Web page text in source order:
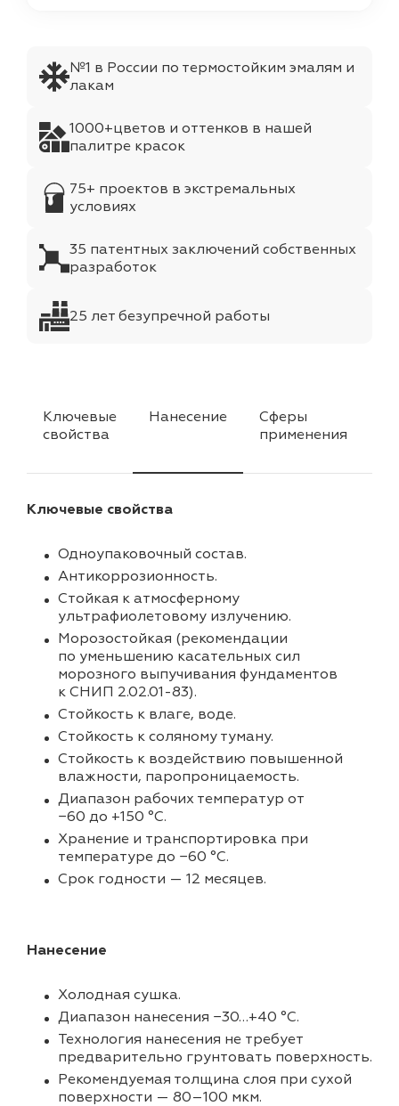
№1 в России по термостойким эмалям и
лакам
1000+цветов и оттенков в нашей
палитре красок
75+ проектов в экстремальных
условиях
35 патентных заключений собственных
разработок
25 лет безупречной работы
Ключевые
свойства
Нанесение
Сферы
применения
Ключевые свойства
Одноупаковочный состав.
Антикоррозионность.
Стойкая к атмосферному
ультрафиолетовому излучению.
Морозостойкая (рекомендации
по уменьшению касательных сил
морозного выпучивания фундаментов
к СНИП 2.02.01-83).
Стойкость к влаге, воде.
Стойкость к соляному туману.
Стойкость к воздействию повышенной
влажности, паропроницаемость.
Диапазон рабочих температур от
−60 до +150 °C.
Хранение и транспортировка при
температуре до −60 °C.
Срок годности — 12 месяцев.
Нанесение
Холодная сушка.
Диапазон нанесения −30…+40 °C.
Технология нанесения не требует
предварительно грунтовать поверхность.
Рекомендуемая толщина слоя при сухой
поверхности — 80–100 мкм.